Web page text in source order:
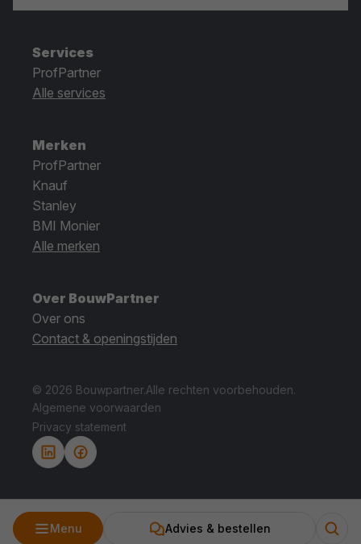
Menu Advies & bestellen
Services
ProfPartner
Alle services
Merken
ProfPartner
Knauf
Stanley
BMI Monier
Alle merken
Over BouwPartner
Over ons
Contact & openingstijden
© 2026 Bouwpartner.Alle rechten voorbehouden.
Algemene voorwaarden
Privacy statement